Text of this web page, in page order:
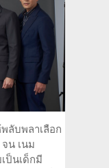
บพลาเลือก
น เนม
ป็นเด็กมี